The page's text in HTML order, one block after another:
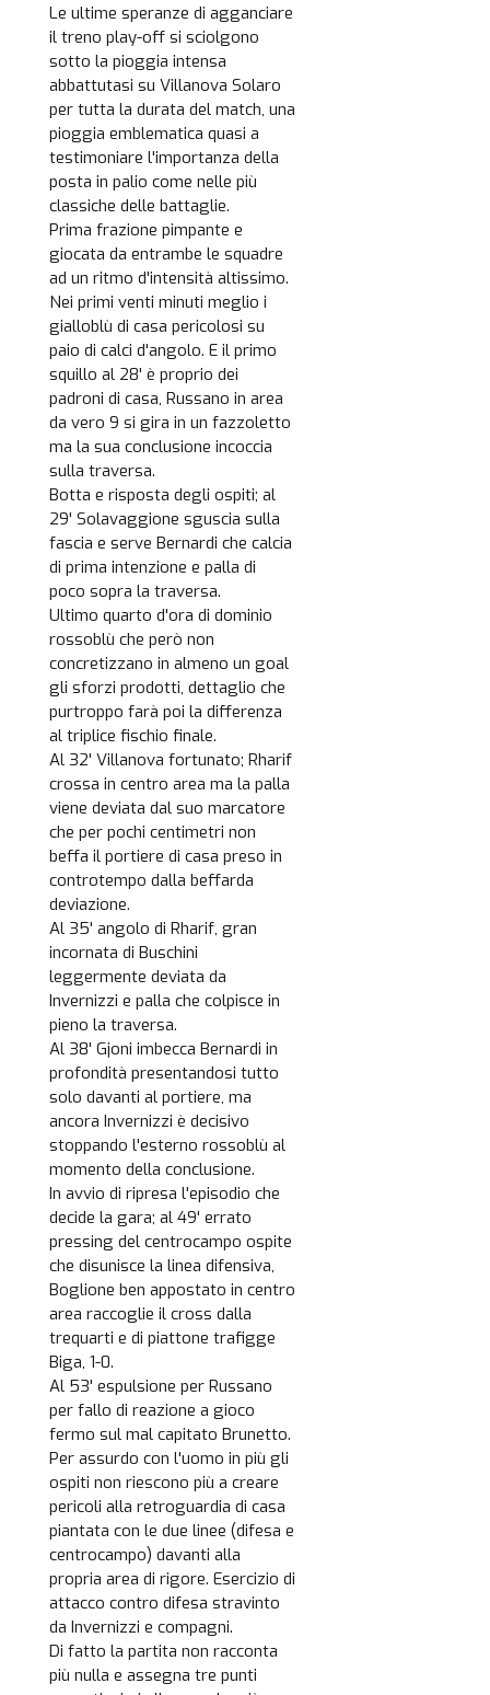
Le ultime speranze di agganciare
il treno play-off si sciolgono
sotto la pioggia intensa
abbattutasi su Villanova Solaro
per tutta la durata del match, una
pioggia emblematica quasi a
testimoniare l'importanza della
posta in palio come nelle più
classiche delle battaglie.
Prima frazione pimpante e
giocata da entrambe le squadre
ad un ritmo d'intensità altissimo.
Nei primi venti minuti meglio i
gialloblù di casa pericolosi su
paio di calci d'angolo. E il primo
squillo al 28' è proprio dei
padroni di casa, Russano in area
da vero 9 si gira in un fazzoletto
ma la sua conclusione incoccia
sulla traversa.
Botta e risposta degli ospiti; al
29' Solavaggione sguscia sulla
fascia e serve Bernardi che calcia
di prima intenzione e palla di
poco sopra la traversa.
Ultimo quarto d'ora di dominio
rossoblù che però non
concretizzano in almeno un goal
gli sforzi prodotti, dettaglio che
purtroppo farà poi la differenza
al triplice fischio finale.
Al 32' Villanova fortunato; Rharif
crossa in centro area ma la palla
viene deviata dal suo marcatore
che per pochi centimetri non
beffa il portiere di casa preso in
controtempo dalla beffarda
deviazione.
Al 35' angolo di Rharif, gran
incornata di Buschini
leggermente deviata da
Invernizzi e palla che colpisce in
pieno la traversa.
Al 38' Gjoni imbecca Bernardi in
profondità presentandosi tutto
solo davanti al portiere, ma
ancora Invernizzi è decisivo
stoppando l'esterno rossoblù al
momento della conclusione.
In avvio di ripresa l'episodio che
decide la gara; al 49' errato
pressing del centrocampo ospite
che disunisce la linea difensiva,
Boglione ben appostato in centro
area raccoglie il cross dalla
trequarti e di piattone trafigge
Biga, 1-0.
Al 53' espulsione per Russano
per fallo di reazione a gioco
fermo sul mal capitato Brunetto.
Per assurdo con l'uomo in più gli
ospiti non riescono più a creare
pericoli alla retroguardia di casa
piantata con le due linee (difesa e
centrocampo) davanti alla
propria area di rigore. Esercizio di
attacco contro difesa stravinto
da Invernizzi e compagni.
Di fatto la partita non racconta
più nulla e assegna tre punti